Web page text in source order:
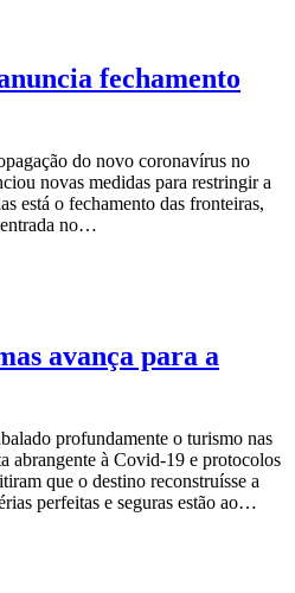
fechamento
do novo coronavírus no
novas medidas para restringir a
está o fechamento das fronteiras,
entrada no…
avança para a
profundamente o turismo nas
abrangente à Covid-19 e protocolos
que o destino reconstruísse a
perfeitas e seguras estão ao…